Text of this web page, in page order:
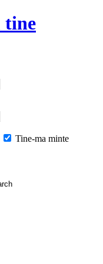
tine
Tine-ma minte